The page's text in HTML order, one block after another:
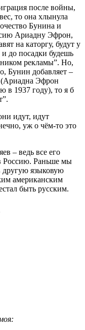
после войны,
то она хлынула
Бунина и
Ариадну Эфрон,
на каторгу, будут у
до посадки будешь
рекламы”. Но,
Бунин добавляет –
(Ариадна Эфрон
в 1937 году), то я б
идут, идут
уж о чём-то это
– ведь все его
Россию. Раньше мы
другую языковую
американским
быть русским.